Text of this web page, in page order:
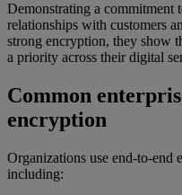
Demonstrating a commitment
relationships with customers
strong encryption, they show
a priority across their digital
Common
encryption
Organizations use end-to-end
including: